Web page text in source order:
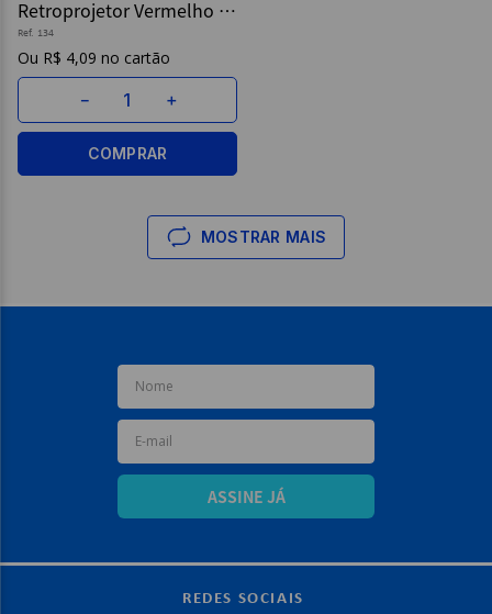
Retroprojetor Vermelho -
Faber Castell
Ref. 134
R$ 4,09
＋
－
COMPRAR
MOSTRAR MAIS
ASSINE JÁ
REDES SOCIAIS